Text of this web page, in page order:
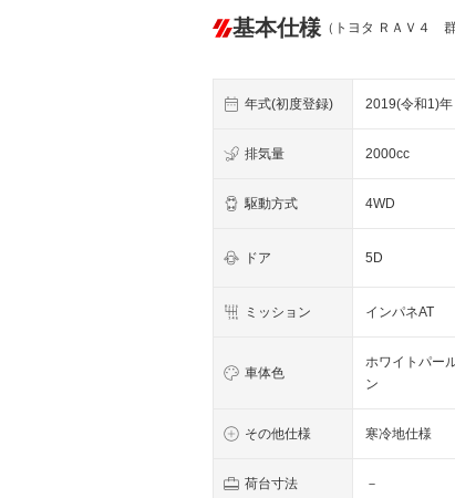
基本仕様 （トヨタ ＲＡＶ４ 群
年式(初度登録) 2019(令和1)年
排気量 2000cc
駆動方式 4WD
ドア 5D
ミッション インパネAT
車体色
ホワイトパー
ン
その他仕様 寒冷地仕様
荷台寸法 －